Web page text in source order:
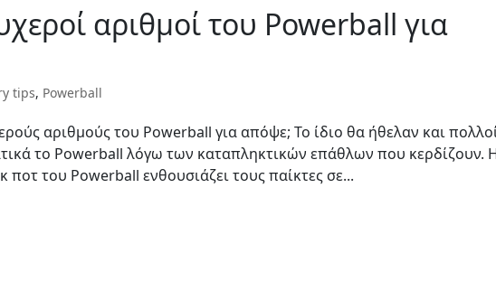
αριθμοί του Powerball για
tips, Powerball
αριθμούς του Powerball για απόψε; Το ίδιο θα ήθελαν και
το Powerball λόγω των καταπληκτικών επάθλων που κερδίζουν.
ποτ του Powerball ενθουσιάζει τους παίκτες σε...